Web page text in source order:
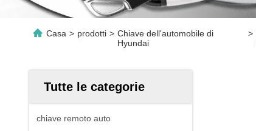
Casa > prodotti > Chiave dell'automobile di
Hyundai
>
Tutte le categorie
chiave remoto auto